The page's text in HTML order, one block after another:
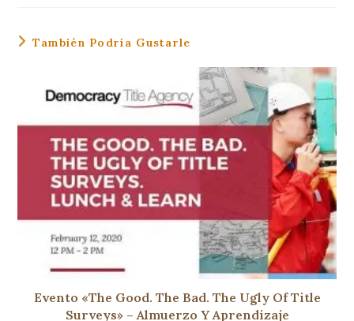
También Podría Gustarle
Evento «The Good. The Bad. The Ugly Of Title
Surveys» – Almuerzo Y Aprendizaje